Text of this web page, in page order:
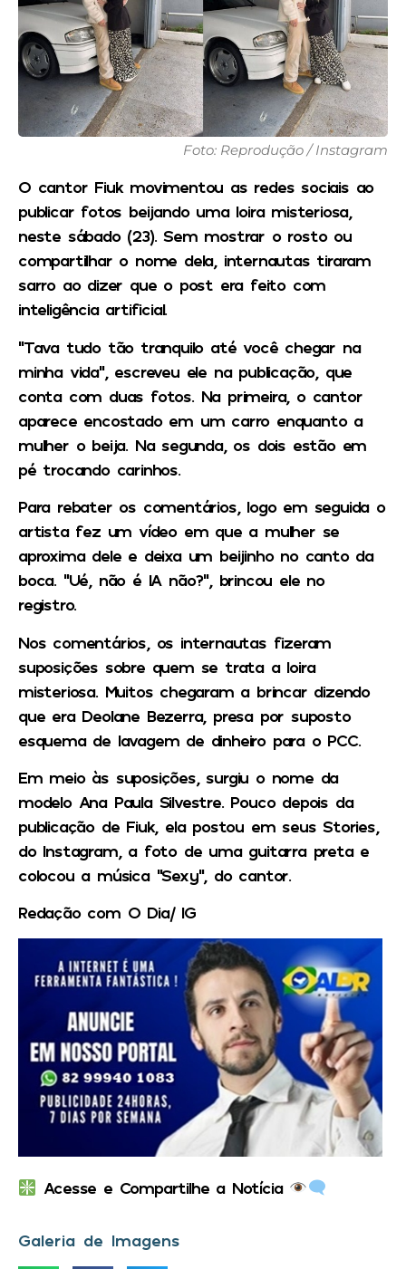
Foto: Reprodução / Instagram
O cantor Fiuk movimentou as redes sociais ao
publicar fotos beijando uma loira misteriosa,
neste sábado (23). Sem mostrar o rosto ou
compartilhar o nome dela, internautas tiraram
sarro ao dizer que o post era feito com
inteligência artificial.
“Tava tudo tão tranquilo até você chegar na
minha vida”, escreveu ele na publicação, que
conta com duas fotos. Na primeira, o cantor
aparece encostado em um carro enquanto a
mulher o beija. Na segunda, os dois estão em
pé trocando carinhos.
Para rebater os comentários, logo em seguida o
artista fez um vídeo em que a mulher se
aproxima dele e deixa um beijinho no canto da
boca. “Ué, não é IA não?”, brincou ele no
registro.
Nos comentários, os internautas fizeram
suposições sobre quem se trata a loira
misteriosa. Muitos chegaram a brincar dizendo
que era Deolane Bezerra, presa por suposto
esquema de lavagem de dinheiro para o PCC.
Em meio às suposições, surgiu o nome da
modelo Ana Paula Silvestre. Pouco depois da
publicação de Fiuk, ela postou em seus Stories,
do Instagram, a foto de uma guitarra preta e
colocou a música “Sexy”, do cantor.
Redação com O Dia/ IG
Acesse e Compartilhe a Notícia
Galeria de Imagens